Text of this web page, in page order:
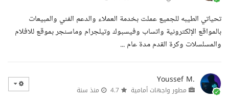
تحياتي الطيبه للجميع عملت بخدمة العملاء والدعم الفني والمبيعات
بالمواقع الإلكترونية واتساب وفيسبوك وتيلجرام وماسنجر بموقع للافلام
والمسلسلات وكرة القدم مدة عام ...
Youssef M.
مطور واجهات أمامية منذ سنة